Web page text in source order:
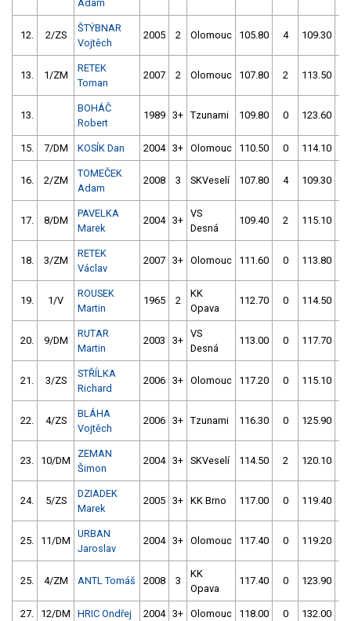
Adam
12. 2/ZS
ŠTÝBNAR
Vojtěch
2005 2 Olomouc 105.80 4 109.30
13. 1/ZM
RETEK
Toman
2007 2 Olomouc 107.80 2 113.50
13.
BOHÁČ
Robert
1989 3+ Tzunami 109.80 0 123.60
15. 7/DM KOSÍK Dan 2004 3+ Olomouc 110.50 0 114.10
16. 2/ZM
TOMEČEK
Adam
2008 3 SKVeselí 107.80 4 109.30
17. 8/DM
PAVELKA
Marek
2004 3+
VS
Desná
109.40 2 115.10
18. 3/ZM
RETEK
Václav
2007 3+ Olomouc 111.60 0 113.80
19. 1/V
ROUSEK
Martin
1965 2
KK
Opava
112.70 0 114.50
20. 9/DM
RUTAR
Martin
2003 3+
VS
Desná
113.00 0 117.70
21. 3/ZS
STŘÍLKA
Richard
2006 3+ Olomouc 117.20 0 115.10
22. 4/ZS
BLÁHA
Vojtěch
2006 3+ Tzunami 116.30 0 125.90
23. 10/DM
ZEMAN
Šimon
2004 3+ SKVeselí 114.50 2 120.10
24. 5/ZS
DZIADEK
Marek
2005 3+ KK Brno 117.00 0 119.40
25. 11/DM
URBAN
Jaroslav
2004 3+ Olomouc 117.40 0 119.20
25. 4/ZM ANTL Tomáš 2008 3
KK
Opava
117.40 0 123.90
27. 12/DM HRIC Ondřej 2004 3+ Olomouc 118.00 0 132.00